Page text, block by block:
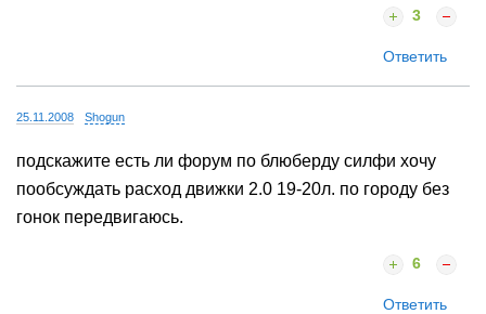
3
Ответить
25.11.2008 Shogun
подскажите есть ли форум по блюберду силфи хочу
пообсуждать расход движки 2.0 19-20л. по городу без
гонок передвигаюсь.
6
Ответить